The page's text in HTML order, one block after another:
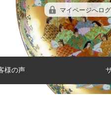
マイページへロ
様の声